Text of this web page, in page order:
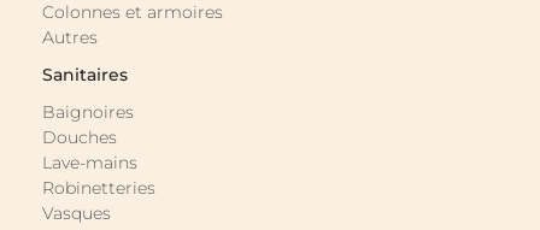
Colonnes et armoires
Autres
Sanitaires
Baignoires
Douches
Lave-mains
Robinetteries
Vasques